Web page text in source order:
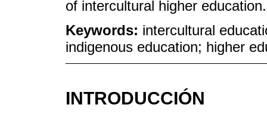
of intercultural higher education.
Keywords: intercultural
indigenous education; higher
INTRODUCCIÓN